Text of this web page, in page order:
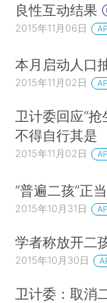
良性互动结果
2015年11月06日
本月启动人口
2015年11月02日
卫计委回应“
不得自行其是
2015年11月02日
“普遍二孩”正
2015年10月31日
学者称放开二
2015年10月30日
卫计委：取消